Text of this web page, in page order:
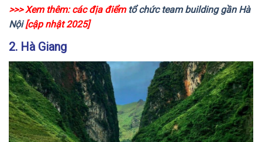
>>> Xem thêm: các địa điểm tổ chức team building gần Hà
Nội[cập nhật 2025]
2. Hà Giang